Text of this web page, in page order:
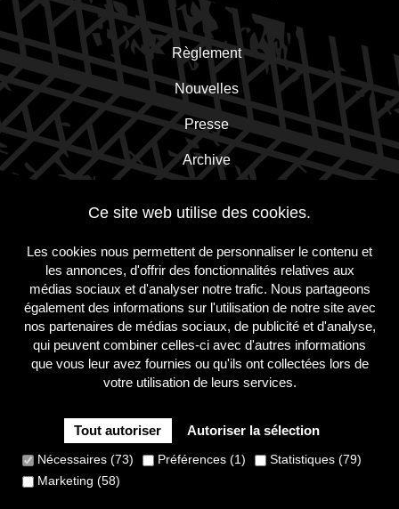
Ce site web utilise des cookies.
Les cookies nous permettent de personnaliser le contenu et
les annonces, d'offrir des fonctionnalités relatives aux
médias sociaux et d'analyser notre trafic. Nous partageons
également des informations sur l'utilisation de notre site avec
nos partenaires de médias sociaux, de publicité et d'analyse,
qui peuvent combiner celles-ci avec d'autres informations
que vous leur avez fournies ou qu'ils ont collectées lors de
votre utilisation de leurs services.
Tout autoriser Autoriser la sélection
Nécessaires (73) Préférences (1)
Statistiques (79)
Marketing (58)
Règlement
Nouvelles
Presse
Archive
Inscrivez-vous à la newsletter!
S'inscrire
sur
Facebook
sur
Twitter Instagram
Cookie Policy Privacy Policy
Site